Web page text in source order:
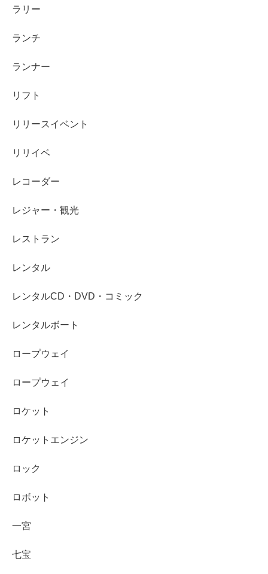
ラリー
ランチ
ランナー
リフト
リリースイベント
リリイベ
レコーダー
レジャー・観光
レストラン
レンタル
レンタルCD・DVD・コミック
レンタルボート
ロープウェイ
ロープウェイ
ロケット
ロケットエンジン
ロック
ロボット
一宮
七宝